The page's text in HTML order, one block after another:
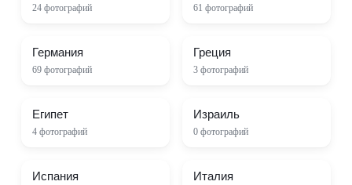
24 фотографий 61 фотографий
Германия
69 фотографий
Греция
3 фотографий
Египет
4 фотографий
Израиль
0 фотографий
Испания Италия